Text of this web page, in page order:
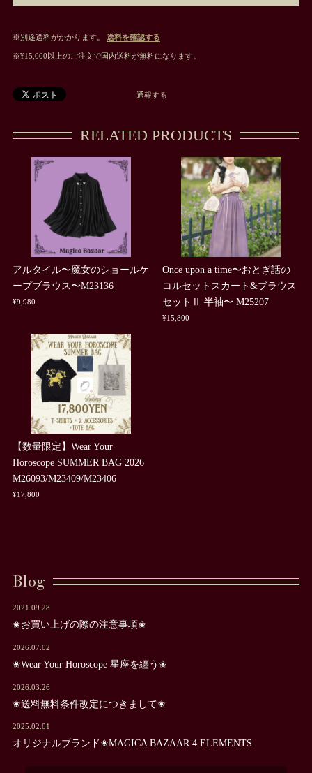
※別途送料がかかります。 送料を確認する
※¥15,000以上のご注文で国内送料が無料になります。
通報する
RELATED PRODUCTS
アルタイル〜魔女のショールケ
ープブラウス〜M23136
¥9,980
Once upon a time〜おとぎ話の
コルセットスカート&ブラウス
セットⅡ 半袖〜 M25207
¥15,800
【数量限定】Wear Your
Horoscope SUMMER BAG 2026
M26093/M23409/M23406
¥17,800
Blog
2021.09.28
✬お買い上げの際の注意事項✬
2026.07.02
✬Wear Your Horoscope 星座を纏う✬
2026.03.26
✬送料無料条件改定につきまして✬
2025.02.01
オリジナルブランド✬MAGICA BAZAAR 4 ELEMENTS